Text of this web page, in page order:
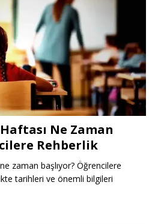
Ne Zaman
Rehberlik
zaman başlıyor? Öğrencilere
tarihleri ve önemli bilgileri